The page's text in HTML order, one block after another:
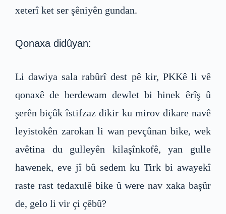
xeterî ket ser şêniyên gundan.
Qonaxa didûyan:
Li dawiya sala rabûrî dest pê kir, PKKê li vê
qonaxê de berdewam dewlet bi hinek êrîş û
şerên biçûk îstifzaz dikir ku mirov dikare navê
leyistokên zarokan li wan pevçûnan bike, wek
avêtina du gulleyên kilaşînkofê, yan gulle
hawenek, eve jî bû sedem ku Tirk bi awayekî
raste rast tedaxulê bike û were nav xaka başûr
de, gelo li vir çi çêbû?